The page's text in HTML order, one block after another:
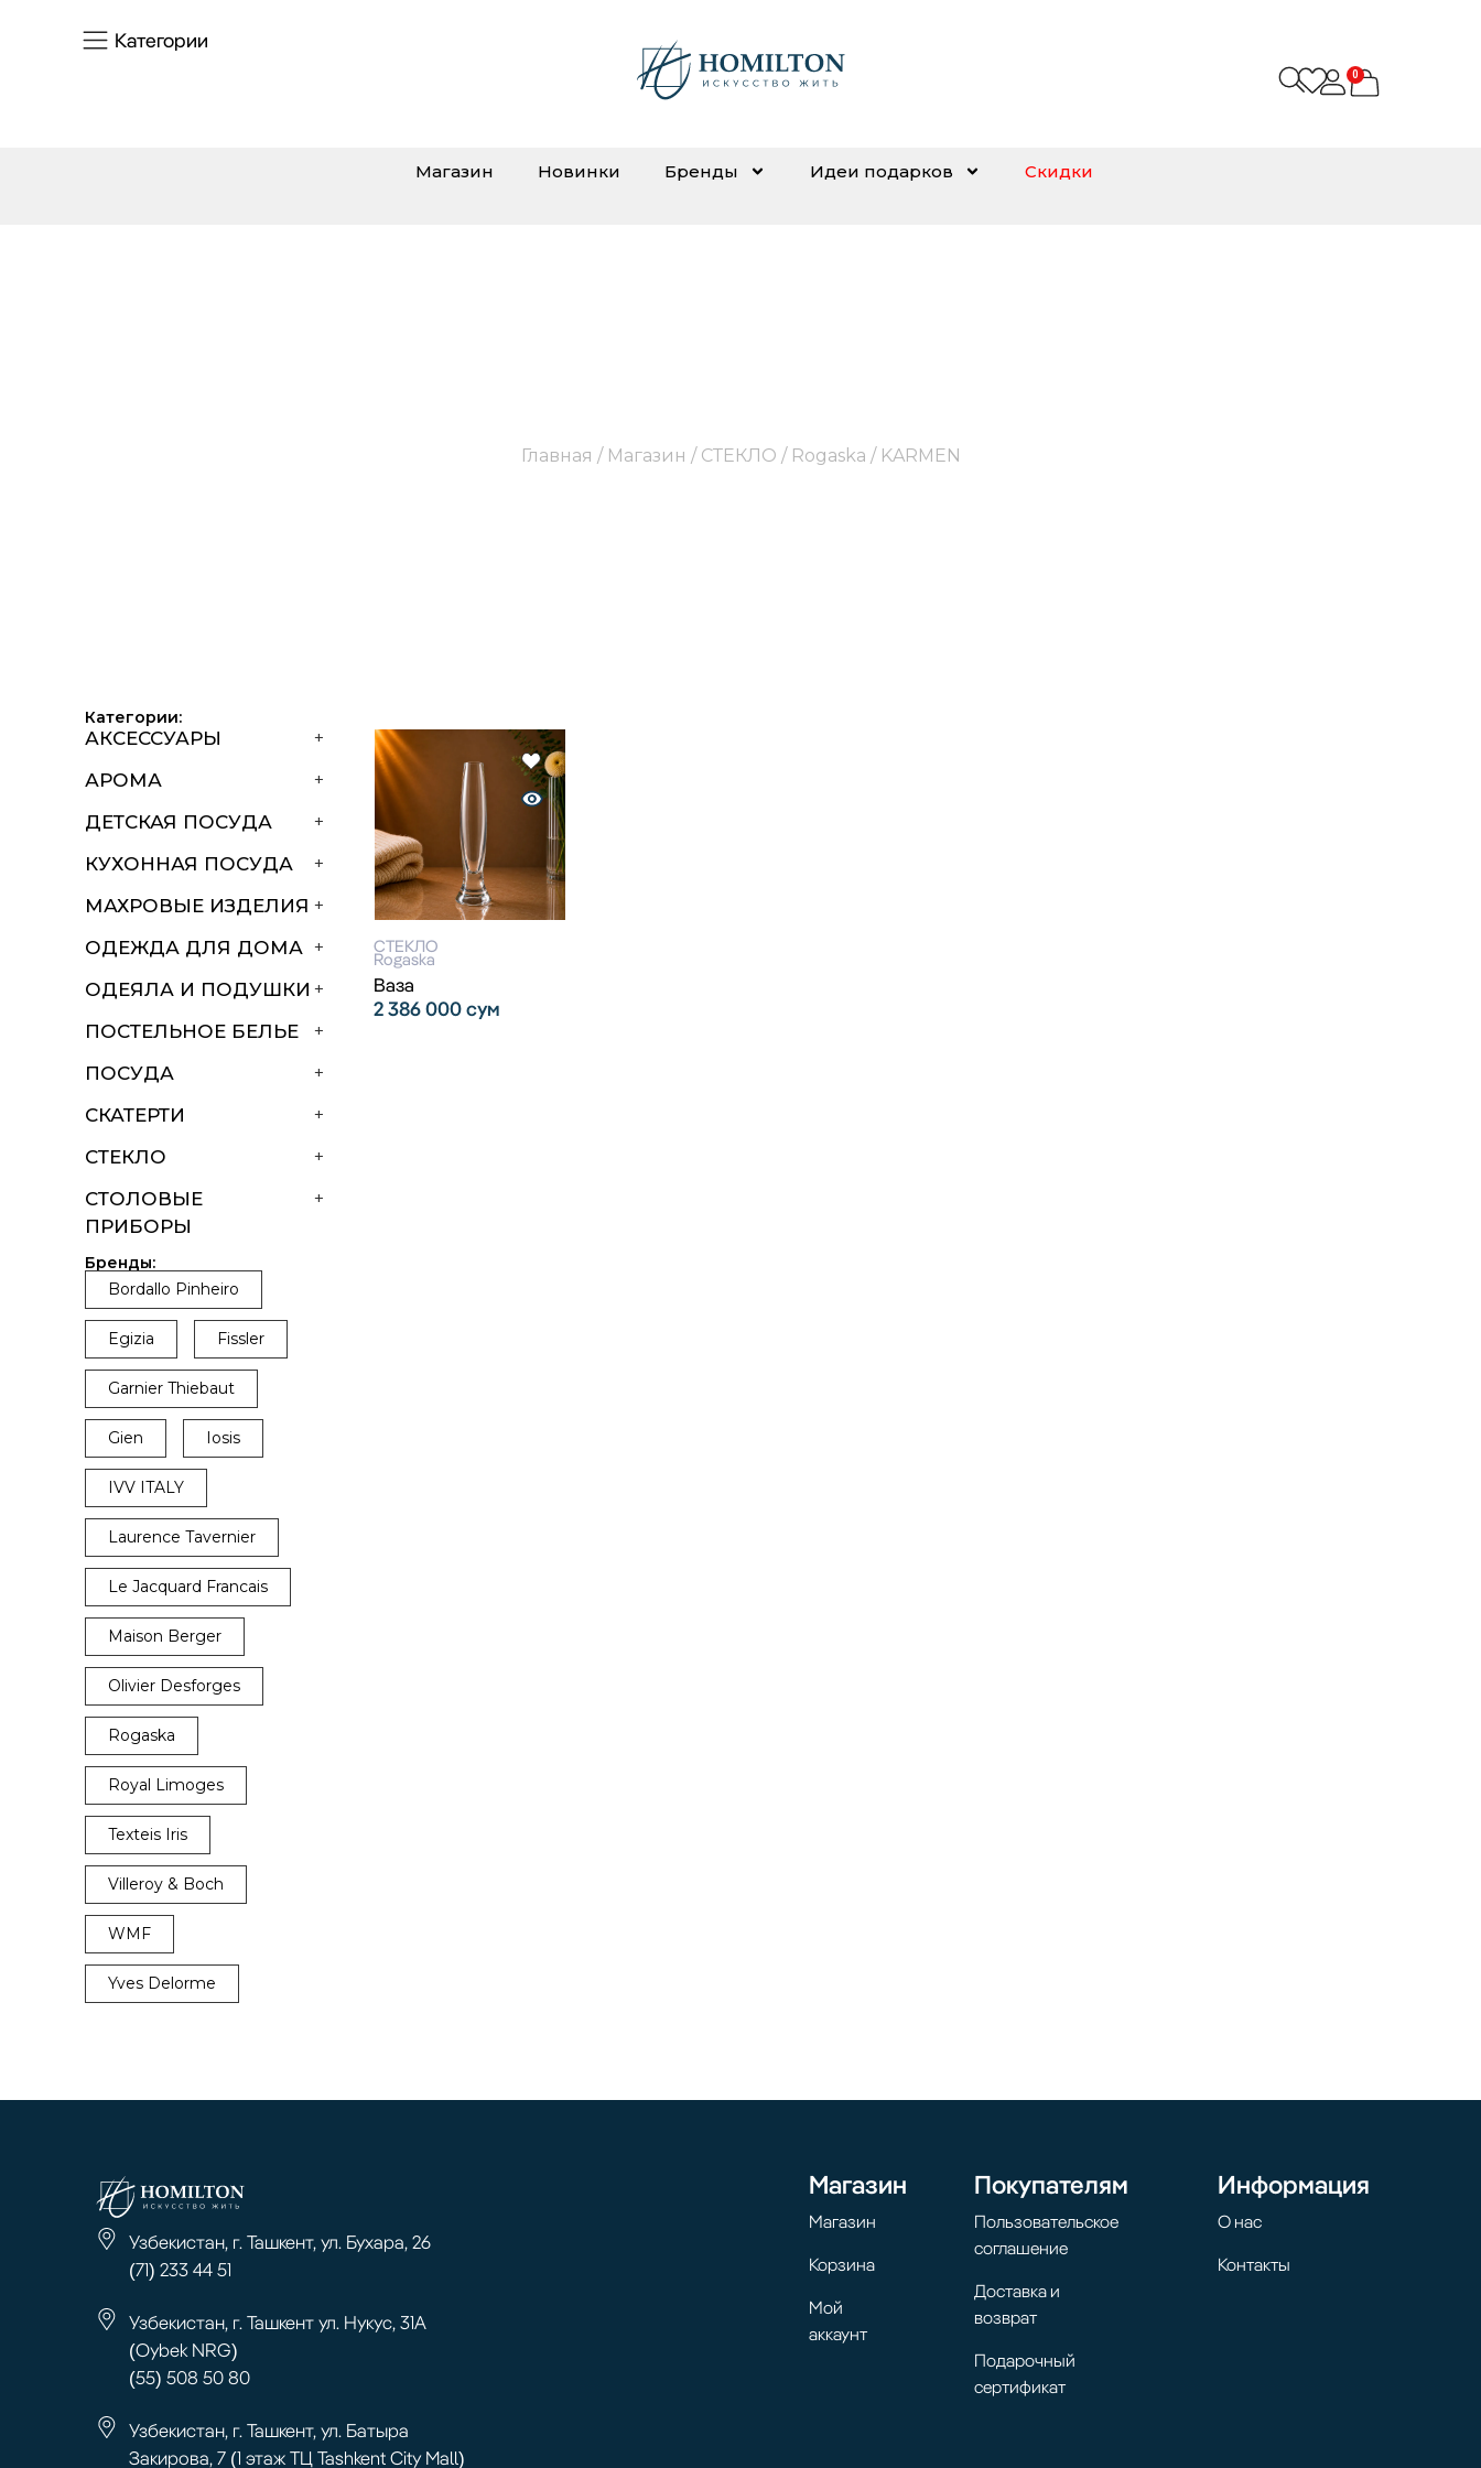
Категории
0
Магазин Новинки Бренды Идеи подарков Скидки
Главная / Магазин / СТЕКЛО / Rogaska / KARMEN
Категории:
+
АКСЕССУАРЫ
+
АРОМА
+
ДЕТСКАЯ ПОСУДА
+
КУХОННАЯ ПОСУДА
+
МАХРОВЫЕ ИЗДЕЛИЯ
+
ОДЕЖДА ДЛЯ ДОМА
+
ОДЕЯЛА И ПОДУШКИ
+
ПОСТЕЛЬНОЕ БЕЛЬЕ
+
ПОСУДА
+
СКАТЕРТИ
+
СТЕКЛО
+
СТОЛОВЫЕ
ПРИБОРЫ
Бренды:
Bordallo Pinheiro
Egizia Fissler
Garnier Thiebaut
Gien Iosis
IVV ITALY
Laurence Tavernier
Le Jacquard Francais
Maison Berger
Olivier Desforges
Rogaska
Royal Limoges
Texteis Iris
Villeroy & Boch
WMF
Yves Delorme
СТЕКЛО
Rogaska
Ваза
2 386 000сум
Узбекистан, г. Ташкент, ул. Бухара, 26
(71) 233 44 51
Узбекистан, г. Ташкент ул. Нукус, 31А
(Oybek NRG)
(55) 508 50 80
Узбекистан, г. Ташкент, ул. Батыра
Закирова, 7 (1 этаж ТЦ Tashkent City Mall)
Магазин
Магазин
Корзина
Мой
аккаунт
Покупателям
Пользовательское
соглашение
Доставка и
возврат
Подарочный
сертификат
Информация
О нас
Контакты